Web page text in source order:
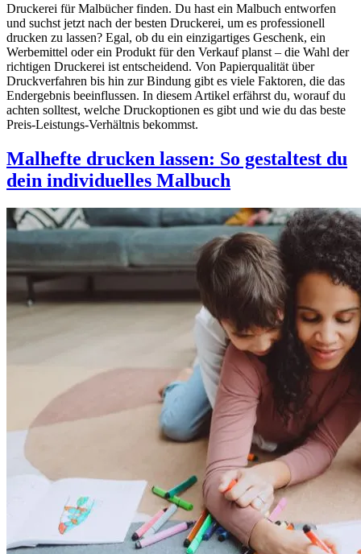
Druckerei für Malbücher finden. Du hast ein Malbuch entworfen
und suchst jetzt nach der besten Druckerei, um es professionell
drucken zu lassen? Egal, ob du ein einzigartiges Geschenk, ein
Werbemittel oder ein Produkt für den Verkauf planst – die Wahl der
richtigen Druckerei ist entscheidend. Von Papierqualität über
Druckverfahren bis hin zur Bindung gibt es viele Faktoren, die das
Endergebnis beeinflussen. In diesem Artikel erfährst du, worauf du
achten solltest, welche Druckoptionen es gibt und wie du das beste
Preis-Leistungs-Verhältnis bekommst.
Malhefte drucken lassen: So gestaltest du
dein individuelles Malbuch